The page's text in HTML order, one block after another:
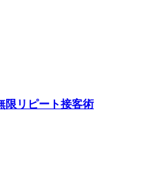
リピート接客術